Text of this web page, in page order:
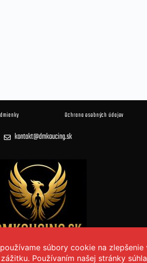
Ochrana osobných údajov
kontakt@dmkoucing.sk